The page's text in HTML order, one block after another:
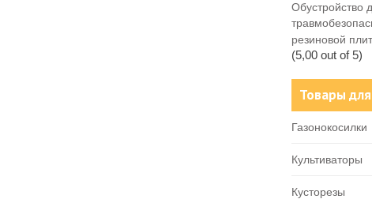
Обустройство
резиновой
(5,00 out of 5)
Товары
Газонокосилки
Культиваторы
Кусторезы